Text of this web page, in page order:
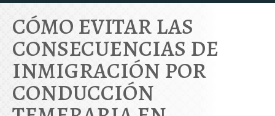
CÓMO EVITAR LAS
CONSECUENCIAS DE
INMIGRACIÓN POR
CONDUCCIÓN